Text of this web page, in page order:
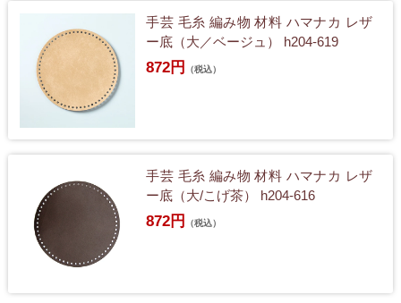
手芸 毛糸 編み物 材料 ハマナカ レザ
ー底（大／ベージュ） h204-619
872円 （税込）
手芸 毛糸 編み物 材料 ハマナカ レザ
ー底（大/こげ茶） h204-616
872円 （税込）